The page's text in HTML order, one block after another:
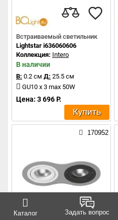
Каталог Задать вопрос
Встраиваемый светильник
Lightstar i636060606
Коллекция: Intero
В наличии
В: 0.2 см Д: 25.5 см
GU10 x 3 max 50W
Цена: 3 696 Р.
Купить
170952